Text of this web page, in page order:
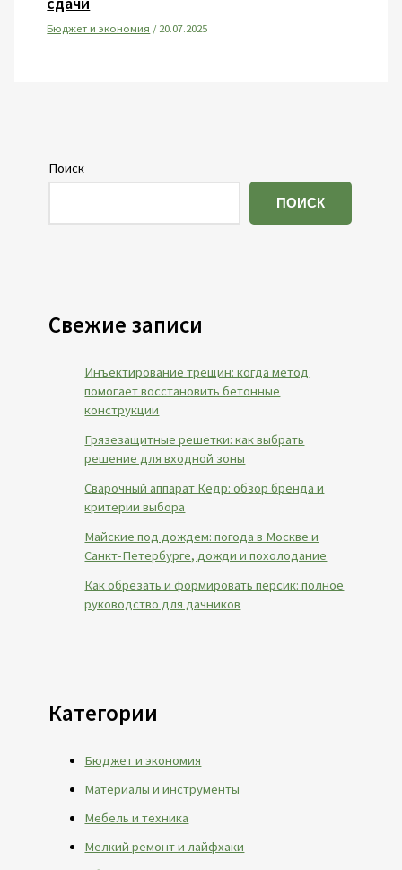
Бюджет и экономия /20.07.2025
Поиск
ПОИСК
Свежие записи
Инъектирование трещин: когда метод
помогает восстановить бетонные
конструкции
Грязезащитные решетки: как выбрать
решение для входной зоны
Сварочный аппарат Кедр: обзор бренда и
критерии выбора
Майские под дождем: погода в Москве и
Санкт-Петербурге, дожди и похолодание
Как обрезать и формировать персик: полное
руководство для дачников
Категории
Бюджет и экономия
Материалы и инструменты
Мебель и техника
Мелкий ремонт и лайфхаки